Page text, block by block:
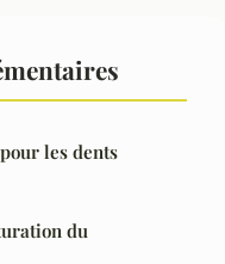
les dents
du